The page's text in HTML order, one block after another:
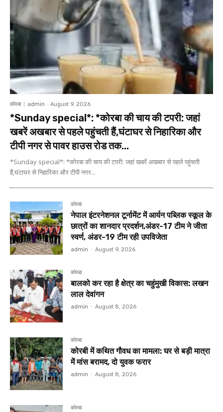
कोरबा admin - August 9, 2026
*Sunday special*: *कोरबा की चाय की टपरी: जहां
खबरें अखबार से पहले पहुंचती हैं,घंटाघर से निहारिका और
टीपी नगर से पावर हाउस रोड तक...
*Sunday special*: *कोरबा की चाय की टपरी: जहां खबरें अखबार से पहले पहुंचती
हैं,घंटाघर से निहारिका और टीपी नगर...
कोरबा
नेपाल इंटरनेशनल टूर्नामेंट में आर्यन पब्लिक स्कूल के
छात्रों का शानदार प्रदर्शन,अंडर-17 टीम ने जीता
स्वर्ण, अंडर-19 टीम रही उपविजेता
admin - August 9, 2026
कोरबा
बालको कर रहा है क्षेत्र का चहुंमुखी विकास: लखन
लाल देवांगन
admin - August 8, 2026
कोरबा
कोरबी में कथित गौवध का मामला: घर से बड़ी मात्रा
में मांस बरामद, दो युवक फरार
admin - August 8, 2026
कोरबा